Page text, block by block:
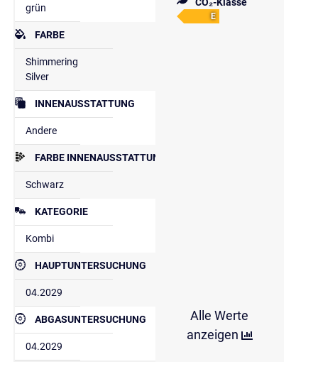
grün
FARBE
Shimmering
Silver
INNENAUSSTATTUNG
Andere
FARBE INNENAUSSTATTUNG
Schwarz
KATEGORIE
Kombi
HAUPTUNTERSUCHUNG
04.2029
ABGASUNTERSUCHUNG
04.2029
E
Alle Werte
anzeigen